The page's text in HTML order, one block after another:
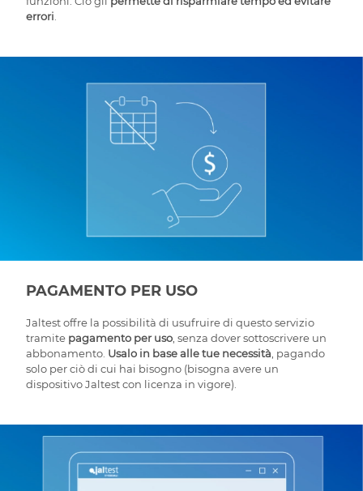
errori
PAGAMENTO PER USO
Jaltest offre la possibilità di usufruire di questo servizio
tramite pagamento per uso , senza dover sottoscrivere un
abbonamento. Usalo in base alle tue necessità , pagando
solo per ciò di cui hai bisogno (bisogna avere un
dispositivo Jaltest con licenza in vigore).